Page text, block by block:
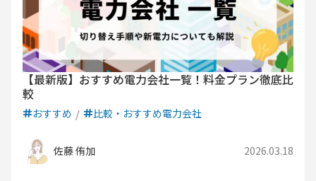
【最新版】おすすめ電力会社一覧！料金プラン徹底比
較
おすすめ 比較・おすすめ電力会社
佐藤 侑加 2026.03.18